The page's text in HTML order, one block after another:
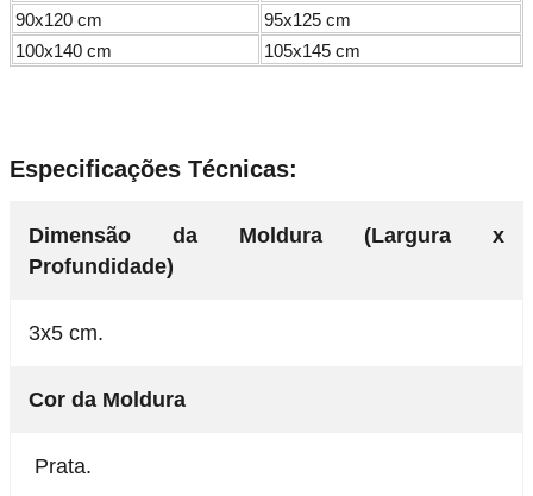
90x120 cm
95x125 cm
100x140 cm
105x145 cm
Especificações Técnicas:
Dimensão da Moldura (Largura x
Profundidade)
3x5 cm.
Cor da Moldura
Prata.